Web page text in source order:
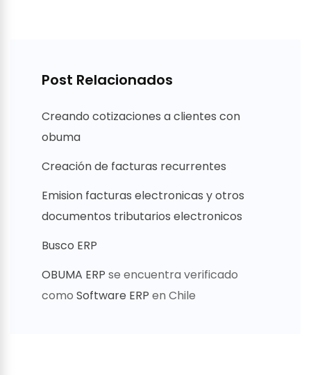
Post Relacionados
Creando cotizaciones a clientes con
obuma
Creación de facturas recurrentes
Emision facturas electronicas y otros
documentos tributarios electronicos
Busco ERP
OBUMA ERP se encuentra verificado
como Software ERP en Chile